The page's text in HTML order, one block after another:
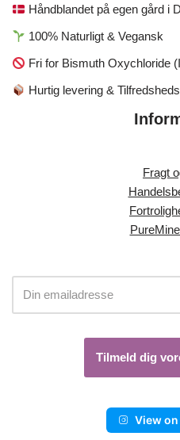
Håndblandet på egen gård i
100% Naturligt & Vegansk
Fri for Bismuth Oxychloride
Hurtig levering &
Fragt
View